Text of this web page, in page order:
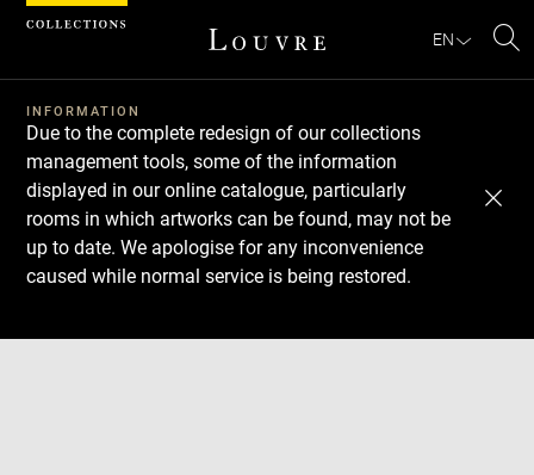
EN
INFORMATION
Due to the complete redesign of our collections
management tools, some of the information
displayed in our online catalogue, particularly
rooms in which artworks can be found, may not be
up to date. We apologise for any inconvenience
caused while normal service is being restored.
Download
Next
Previous
Cookies management panel